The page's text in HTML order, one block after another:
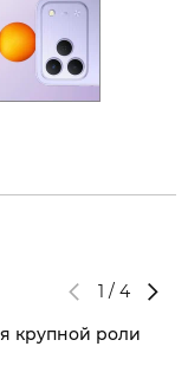
1 / 4
крупной роли